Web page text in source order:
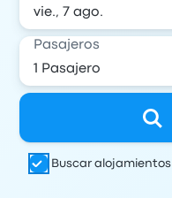
Pasajeros
Buscar alojamientos